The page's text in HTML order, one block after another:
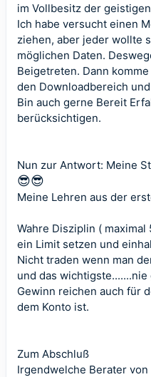
im Vollbesitz der
Ich habe versucht einen
ziehen, aber jeder wollte
möglichen Daten.
Beigetreten. Dann
den Downloadbereich
Bin auch gerne Bereit
berücksichtigen.
Nun zur Antwort: Meine
😎😎
Meine Lehren aus der
Wahre Disziplin ( maximal
ein Limit setzen und
Nicht traden wenn man
und das
Gewinn reichen auch für
dem Konto ist.
Zum Abschluß
Irgendwelche Berater